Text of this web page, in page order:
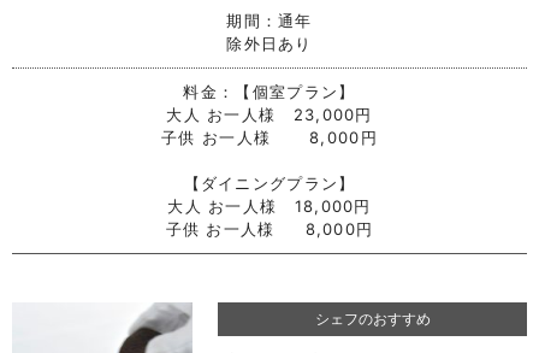
期間：通年
除外日あり
料金：
【個室プラン】
大人 お一人様 23,000円
子供 お一人様 8,000円
【ダイニングプラン】
大人 お一人様 18,000円
子供 お一人様 8,000円
シェフのおすすめ